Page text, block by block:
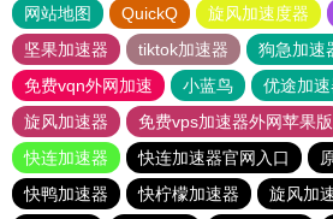
网站地图 QuickQ 旋风加速度器
坚果加速器
tiktok加速器
狗急加速
免费vqn外网加速
小蓝鸟 优途加
旋风加速器
免费vps加速器外网苹果版
快连加速器
快连加速器官网入口
快鸭加速器
快柠檬加速器 旋风加